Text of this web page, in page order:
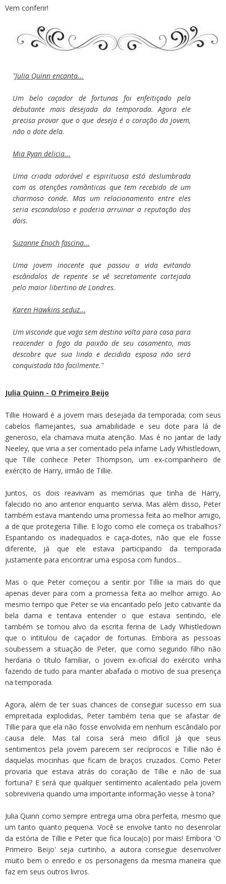
Vem conferir!
"Julia Quinn encanta...
Um belo caçador de fortunas foi enfeitiçado pela
debutante mais desejada da temporada. Agora ele
precisa provar que o que deseja é o coração da jovem,
não o dote dela.
Mia Ryan delicia...
Uma criada adorável e espirituosa está deslumbrada
com as atenções românticas que tem recebido de um
charmoso conde. Mas um relacionamento entre eles
seria escandaloso e poderia arruinar a reputação dos
dois.
Suzanne Enoch fascina...
Uma jovem inocente que passou a vida evitando
escândalos de repente se vê secretamente cortejada
pelo maior libertino de Londres.
Karen Hawkins seduz...
Um visconde que vaga sem destino volta para casa para
reacender o fogo da paixão de seu casamento, mas
descobre que sua linda e decidida esposa não será
conquistada tão facilmente."
Julia Quinn - O Primeiro Beijo
Tillie Howard é a jovem mais desejada da temporada; com seus
cabelos flamejantes, sua amabilidade e seu dote para lá de
generoso, ela chamava muita atenção. Mas é no jantar de lady
Neeley, que viria a ser comentado pela infame Lady Whistledown,
que Tille conhece Peter Thompson, um ex-companheiro de
exército de Harry, irmão de Tillie.
Juntos, os dois reavivam as memórias que tinha de Harry,
falecido no ano anterior enquanto servia. Mas além disso, Peter
também estava mantendo uma promessa feita ao melhor amigo,
a de que protegeria Tillie. E logo como ele começa os trabalhos?
Espantando os inadequados e caça-dotes, não que ele fosse
diferente, já que ele estava participando da temporada
justamente para encontrar uma esposa com fundos...
Mas o que Peter começou a sentir por Tillie ia mais do que
apenas dever para com a promessa feita ao melhor amigo. Ao
mesmo tempo que Peter se via encantado pelo jeito cativante da
bela dama e tentava entender o que estava sentindo, ele
também se tornou alvo da escrita ferina de Lady Whistledown
que o intitulou de caçador de fortunas. Embora as pessoas
soubessem a situação de Peter, que como segundo filho não
herdaria o título familiar, o jovem ex-oficial do exército vinha
fazendo de tudo para manter abafada o motivo de sua presença
na temporada.
Agora, além de ter suas chances de conseguir sucesso em sua
empreitada explodidas, Peter também teria que se afastar de
Tillie para que ela não fosse envolvida em nenhum escândalo por
causa dele. Mas tal coisa será meio difícil já que seus
sentimentos pela jovem parecem ser recíprocos e Tillie não é
daquelas mocinhas que ficam de braços cruzados. Como Peter
provaria que estava atrás do coração de Tillie e não de sua
fortuna? E será que qualquer sentimento acalentado pela jovem
sobreviveria quando uma importante informação viesse à tona?
Julia Quinn como sempre entrega uma obra perfeita, mesmo que
um tanto quanto pequena. Você se envolve tanto no desenrolar
da estória de Tillie e Peter que fica louca(o) por mais! Embora 'O
Primeiro Beijo' seja curtinho, a autora consegue desenvolver
muito bem o enredo e os personagens da mesma maneira que
faz em seus outros livros.